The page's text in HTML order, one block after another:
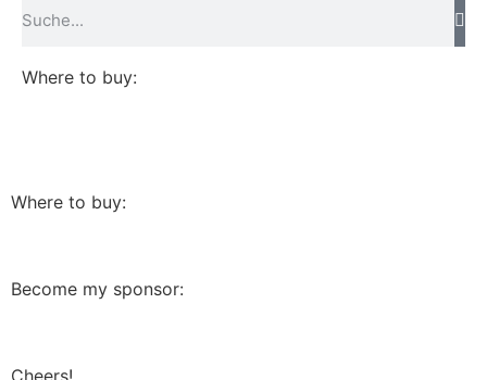
Where to buy:
Where to buy:
Become my sponsor: